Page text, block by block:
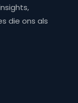
die ons als